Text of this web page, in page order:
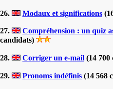
26. Modaux et significations
27. Compréhension : un quiz
candidats)
28. Corriger un e-mail (14 700
29. Pronoms indéfinis (14 568